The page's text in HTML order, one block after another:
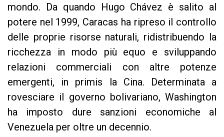
mondo. Da quando Hugo Chávez è salito al
potere nel 1999, Caracas ha ripreso il controllo
delle proprie risorse naturali, ridistribuendo la
ricchezza in modo più equo e sviluppando
relazioni commerciali con altre potenze
emergenti, in primis la Cina. Determinata a
rovesciare il governo bolivariano, Washington
ha imposto dure sanzioni economiche al
Venezuela per oltre un decennio.